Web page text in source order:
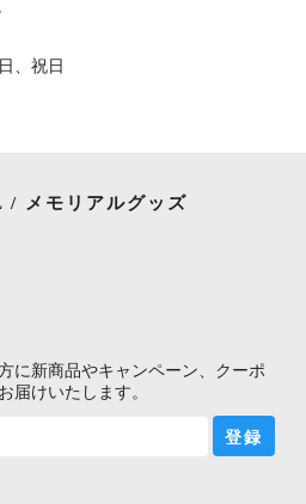
、祝日
メモリアルグッズ
に新商品やキャンペーン、クーポ
届けいたします。
登録